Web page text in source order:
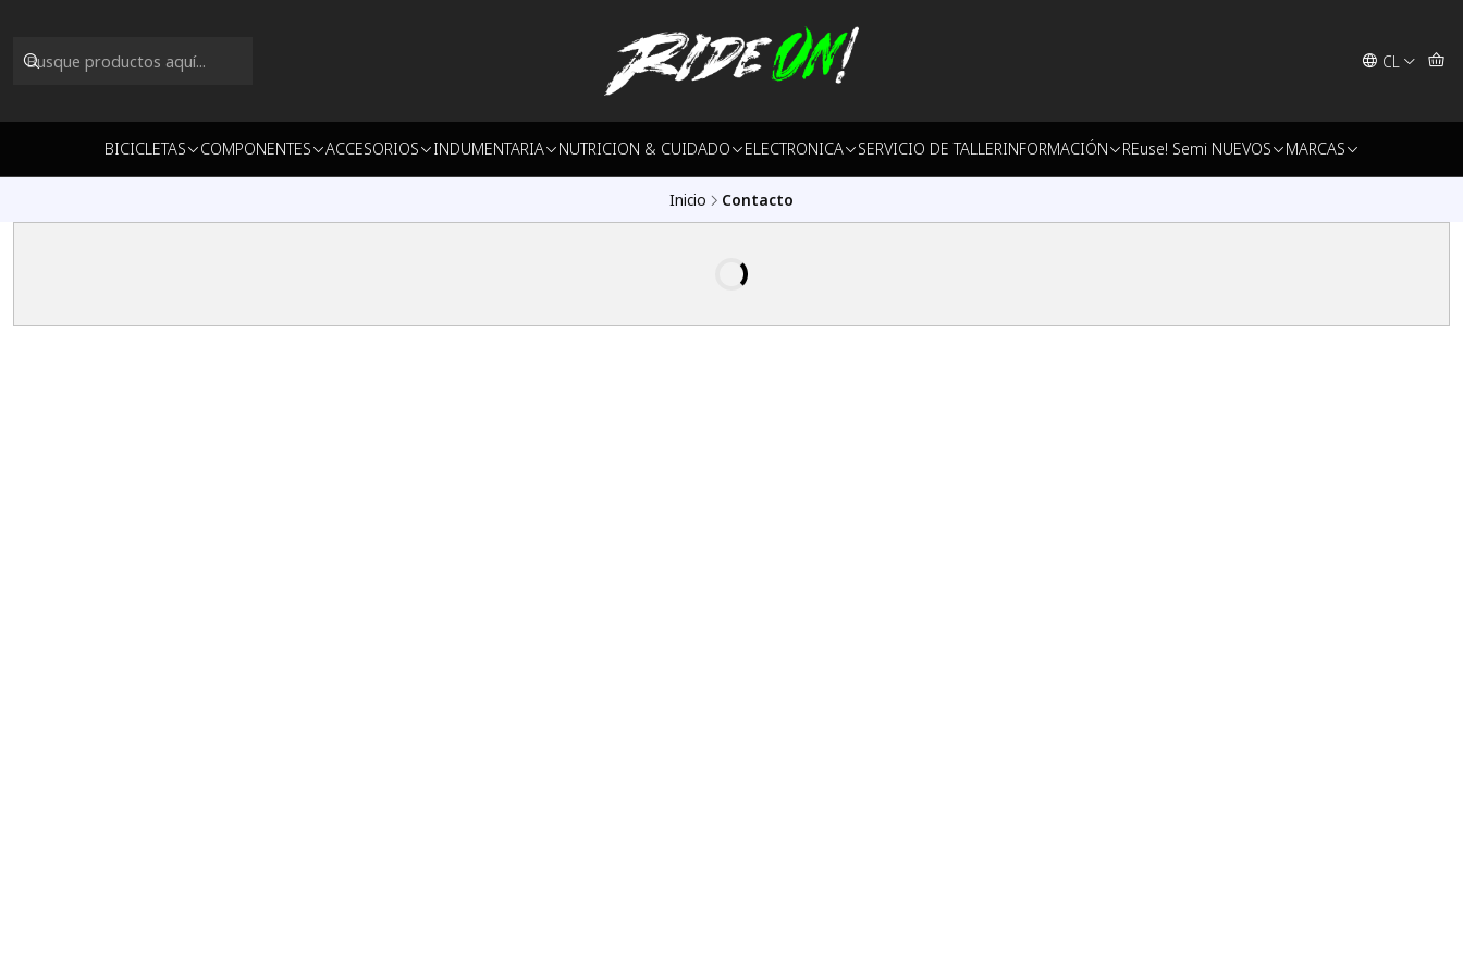
CL
BICICLETAS COMPONENTES ACCESORIOS INDUMENTARIA NUTRICION & CUIDADO ELECTRONICA SERVICIO DE TALLERINFORMACIÓN REuse! Semi NUEVOS MARCAS
Inicio Contacto